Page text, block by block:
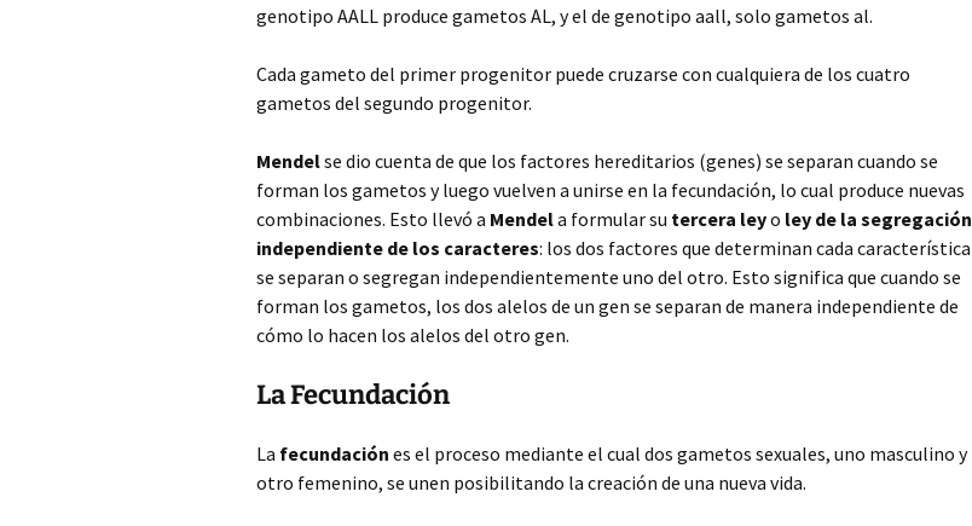
genotipo AALL produce gametos AL, y el de genotipo aall, solo gametos al.
Cada gameto del primer progenitor puede cruzarse con cualquiera de los cuatro
gametos del segundo progenitor.
Mendelse dio cuenta de que los factores hereditarios (genes) se separan cuando se
forman los gametos y luego vuelven a unirse en la fecundación, lo cual produce nuevas
combinaciones. Esto llevó a Mendela formular su tercera leyo ley de la segregación
independiente de los caracteres: los dos factores que determinan cada característica
se separan o segregan independientemente uno del otro. Esto significa que cuando se
forman los gametos, los dos alelos de un gen se separan de manera independiente de
cómo lo hacen los alelos del otro gen.
La Fecundación
La fecundación es el proceso mediante el cual dos gametos sexuales, uno masculino y
otro femenino, se unen posibilitando la creación de una nueva vida.